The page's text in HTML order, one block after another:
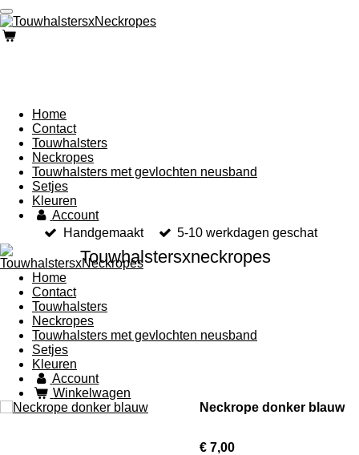
Ga
direct
naar
Home
Contact
Touwhalsters
Neckropes
Touwhalsters met gevlochten neusband
Setjes
Kleuren
Account
Handgemaakt
5-10 werkdagen geschat
Touwhalstersxneckropes
Home
Contact
Touwhalsters
Neckropes
Touwhalsters met gevlochten neusband
Setjes
Kleuren
Account
Winkelwagen
Neckrope donker blauw
€ 7,00